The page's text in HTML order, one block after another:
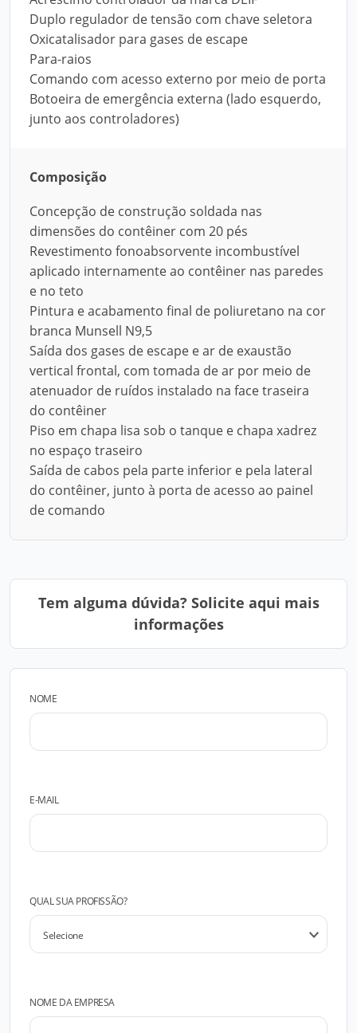
Duplo regulador de tensão com chave seletora
Oxicatalisador para gases de escape
Para-raios
Comando com acesso externo por meio de porta
Botoeira de emergência externa (lado esquerdo,
junto aos controladores)
Composição
Concepção de construção soldada nas
dimensões do contêiner com 20 pés
Revestimento fonoabsorvente incombustível
aplicado internamente ao contêiner nas paredes
e no teto
Pintura e acabamento final de poliuretano na cor
branca Munsell N9,5
Saída dos gases de escape e ar de exaustão
vertical frontal, com tomada de ar por meio de
atenuador de ruídos instalado na face traseira
do contêiner
Piso em chapa lisa sob o tanque e chapa xadrez
no espaço traseiro
Saída de cabos pela parte inferior e pela lateral
do contêiner, junto à porta de acesso ao painel
de comando
Tem alguma dúvida? Solicite aqui mais
informações
NOME
E-MAIL
QUAL SUA PROFISSÃO?
NOME DA EMPRESA